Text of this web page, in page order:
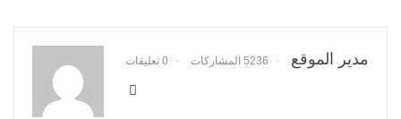
مدير الموقع 5236 المشاركات 0 تعليقات